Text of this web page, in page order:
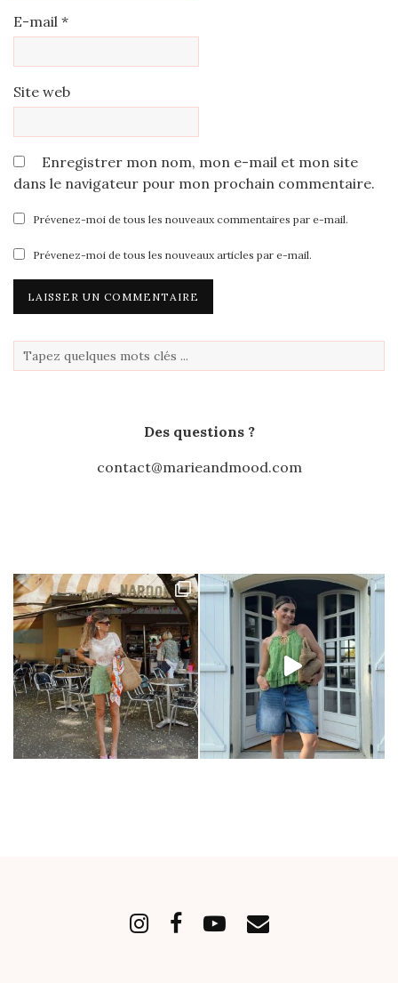
E-mail *
Site web
Enregistrer mon nom, mon e-mail et mon site
dans le navigateur pour mon prochain commentaire.
Prévenez-moi de tous les nouveaux commentaires par e-mail.
Prévenez-moi de tous les nouveaux articles par e-mail.
Des questions ?
contact@marieandmood.com